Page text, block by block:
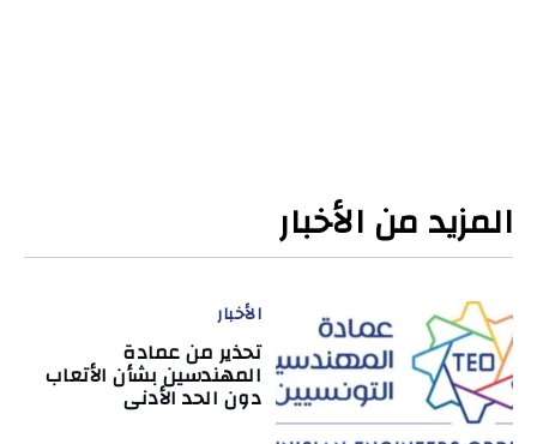
المزيد من الأخبار
الأخبار
تحذير من عمادة
المهندسين بشأن الأتعاب
دون الحد الأدنى